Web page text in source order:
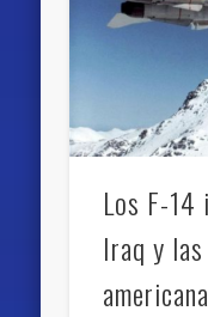
Los F-14
Iraq y